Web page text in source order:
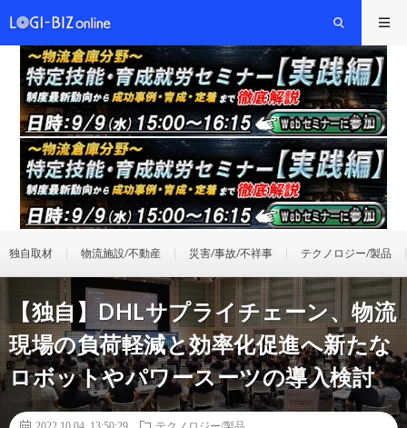
独自取材 物流施設/不動産 災害/事故/不祥事 テクノロジー/製品
【独自】DHLサプライチェーン、物流
現場の負荷軽減と効率化促進へ新たな
ロボットやパワースーツの導入検討
2022.10.04 13:50:29
テクノロジー/製品